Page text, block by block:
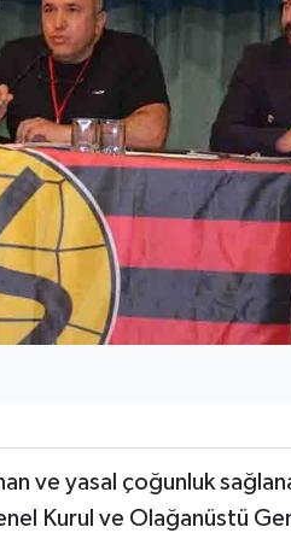
ve yasal çoğunluk
Kurul ve Olağanüstü